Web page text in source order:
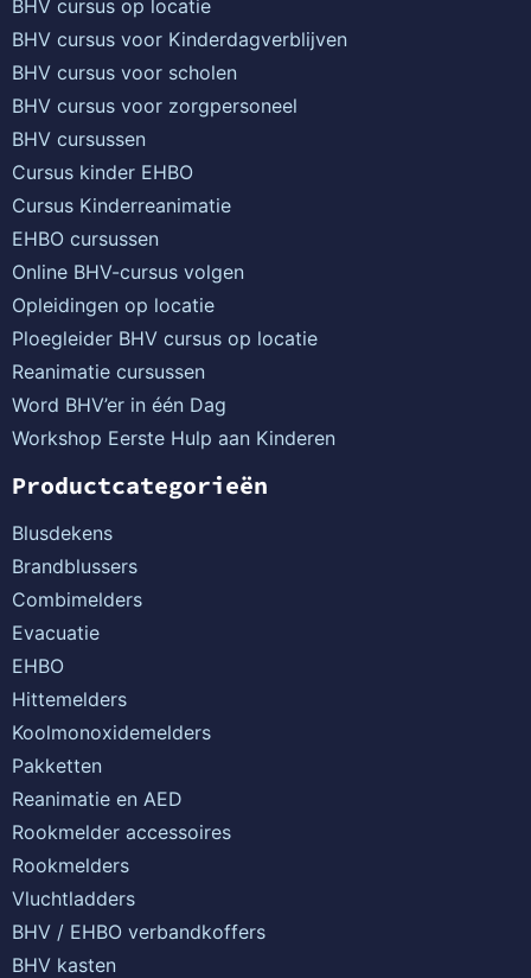
BHV cursus op locatie
BHV cursus voor Kinderdagverblijven
BHV cursus voor scholen
BHV cursus voor zorgpersoneel
BHV cursussen
Cursus kinder EHBO
Cursus Kinderreanimatie
EHBO cursussen
Online BHV-cursus volgen
Opleidingen op locatie
Ploegleider BHV cursus op locatie
Reanimatie cursussen
Word BHV’er in één Dag
Workshop Eerste Hulp aan Kinderen
Productcategorieën
Blusdekens
Brandblussers
Combimelders
Evacuatie
EHBO
Hittemelders
Koolmonoxidemelders
Pakketten
Reanimatie en AED
Rookmelder accessoires
Rookmelders
Vluchtladders
BHV / EHBO verbandkoffers
BHV kasten